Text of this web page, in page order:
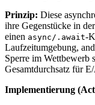
Prinzip: Diese
ihre Gegenstücke in
einen async/.await-
Laufzeitumgebung,
Sperre im Wettbewerb
Gesamtdurchsatz für
Implementierung